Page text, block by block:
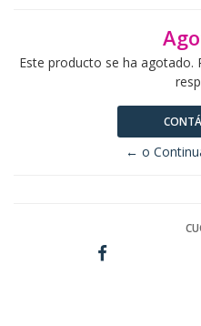
Este producto se ha agotado.
← o